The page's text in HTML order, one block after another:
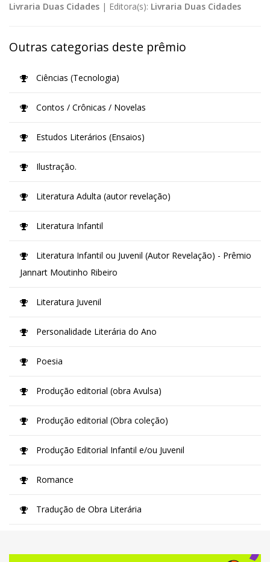
Livraria Duas Cidades | Editora(s): Livraria Duas Cidades
Outras categorias deste prêmio
Ciências (Tecnologia)
Contos / Crônicas / Novelas
Estudos Literários (Ensaios)
Ilustração.
Literatura Adulta (autor revelação)
Literatura Infantil
Literatura Infantil ou Juvenil (Autor Revelação) - Prêmio
Jannart Moutinho Ribeiro
Literatura Juvenil
Personalidade Literária do Ano
Poesia
Produção editorial (obra Avulsa)
Produção editorial (Obra coleção)
Produção Editorial Infantil e/ou Juvenil
Romance
Tradução de Obra Literária